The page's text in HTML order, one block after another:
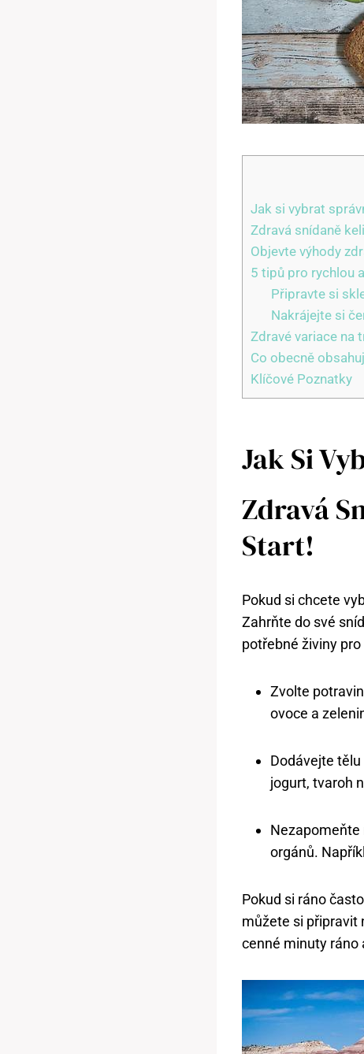
Jak si vybrat
Zdravá snídaně
Objevte výhody
5 tipů pro rychlou
Připravte si
Nakrájejte si
Zdravé variace na
Co obecně
Klíčové Poznatky
Jak Si
Zdravá
Start!
Pokud si chcete
Zahrňte do své
potřebné živiny
Zvolte
ovoce a
Dodávejte
jogurt, tvaroh
Nezapomeňte
orgánů.
Pokud si ráno
můžete si připravit
cenné minuty ráno